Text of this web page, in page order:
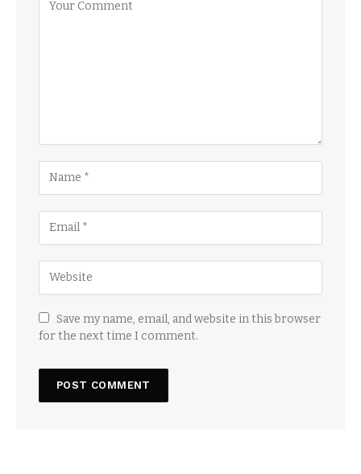
Save my name, email, and website in this browser
for the next time I comment.